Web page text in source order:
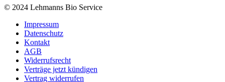
© 2024 Lehmanns Bio Service
Impressum
Datenschutz
Kontakt
AGB
Widerrufsrecht
Verträge jetzt kündigen
Vertrag widerrufen